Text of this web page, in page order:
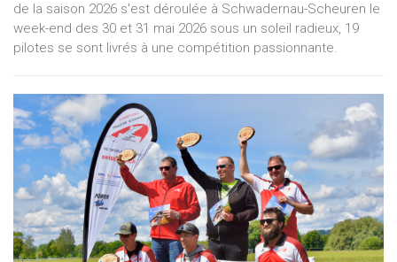
de la saison 2026 s'est déroulée à Schwadernau-Scheuren le
week-end des 30 et 31 mai 2026 sous un soleil radieux, 19
pilotes se sont livrés à une compétition passionnante.